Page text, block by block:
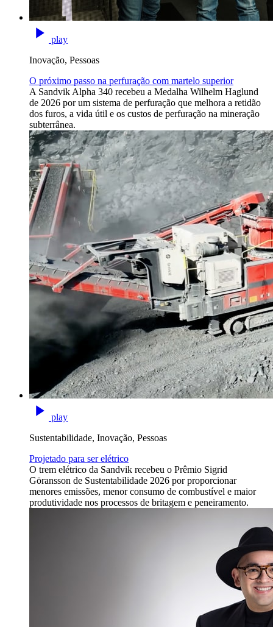
play
Inovação, Pessoas
O próximo passo na perfuração com martelo superior
A Sandvik Alpha 340 recebeu a Medalha Wilhelm Haglund
de 2026 por um sistema de perfuração que melhora a retidão
dos furos, a vida útil e os custos de perfuração na mineração
subterrânea.
play
Sustentabilidade, Inovação, Pessoas
Projetado para ser elétrico
O trem elétrico da Sandvik recebeu o Prêmio Sigrid
Göransson de Sustentabilidade 2026 por proporcionar
menores emissões, menor consumo de combustível e maior
produtividade nos processos de britagem e peneiramento.